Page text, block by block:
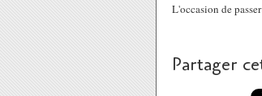
L'occasion de
Partager